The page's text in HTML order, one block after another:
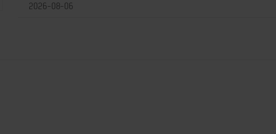
2026-08-06